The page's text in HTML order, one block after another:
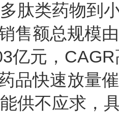
肽类药物到
售额总规模
亿元，
品快速放量
能供不应求，